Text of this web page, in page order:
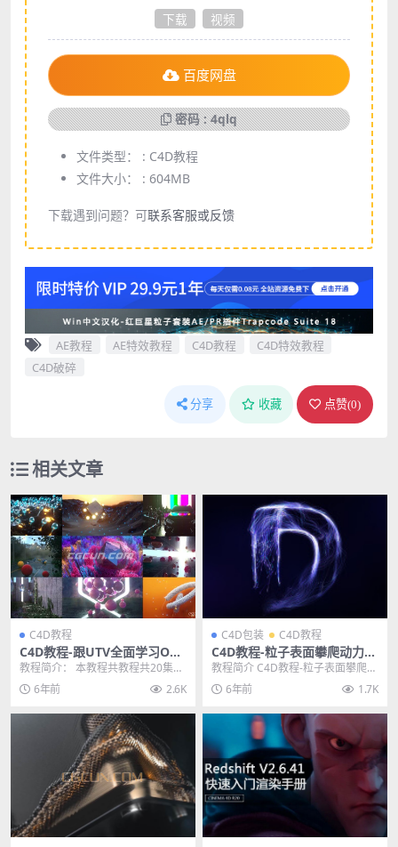
下载
视频
百度网盘
密码 : 4qlq
文件类型： : C4D教程
文件大小： : 604MB
下载遇到问题？可联系客服或反馈
AE教程 AE特效教程 C4D教程
C4D特效教程
C4D破碎
分享 收藏 点赞(0)
相关文章
C4D教程
C4D教程-跟UTV全面学习OC
渲染器中文基础入门教程Octa
ne 3.07
教程简介： 本教程共教程共20集，
由UTV公益社区（章老师），精心
录制Octan...
6年前 2.6K
C4D包装 C4D教程
C4D教程-粒子表面攀爬动力学
模块高级脑洞制作教程
教程简介 C4D教程-粒子表面攀爬动
力学模块高级脑洞制作教程 本节教
学主要是对C...
6年前 1.7K